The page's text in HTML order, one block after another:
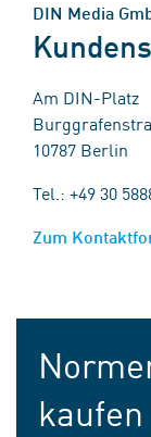
DIN Media
Am DIN-Platz
10787 Berlin
Tel.: +49 30
Zum
kaufen